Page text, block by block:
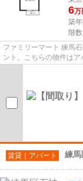
6万
築
階
ファミリーマート 練馬
ント。こちらの物件は
賃貸｜アパート 練馬